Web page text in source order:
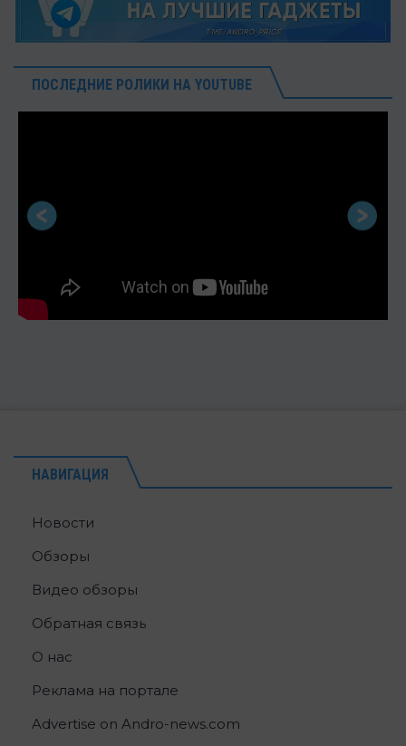
ПОСЛЕДНИЕ РОЛИКИ НА YOUTUBE
НАВИГАЦИЯ
Новости
Обзоры
Видео обзоры
Обратная связь
О нас
Реклама на портале
Advertise on Andro-news.com